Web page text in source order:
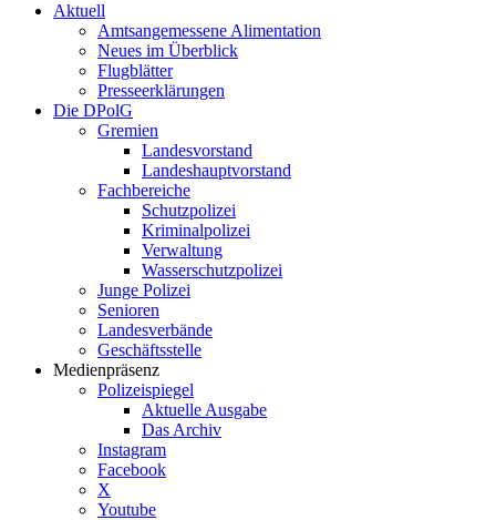
Aktuell
Amtsangemessene Alimentation
Neues im Überblick
Flugblätter
Presseerklärungen
Die DPolG
Gremien
Landesvorstand
Landeshauptvorstand
Fachbereiche
Schutzpolizei
Kriminalpolizei
Verwaltung
Wasserschutzpolizei
Junge Polizei
Senioren
Landesverbände
Geschäftsstelle
Medienpräsenz
Polizeispiegel
Aktuelle Ausgabe
Das Archiv
Instagram
Facebook
X
Youtube